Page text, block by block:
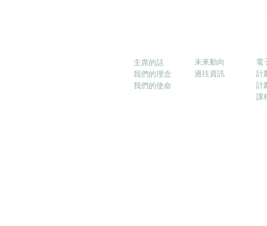
主席的話
我們的理念
我們的使命
未來動向
過往資訊
電
計
計
課